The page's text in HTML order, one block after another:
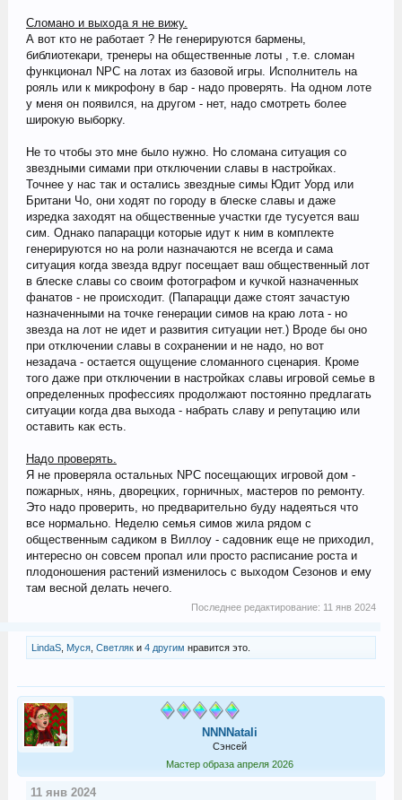
Сломано и выхода я не вижу.
А вот кто не работает ? Не генерируются бармены,
библиотекари, тренеры на общественные лоты , т.е. сломан
функционал NPC на лотах из базовой игры. Исполнитель на
рояль или к микрофону в бар - надо проверять. На одном лоте
у меня он появился, на другом - нет, надо смотреть более
широкую выборку.
Не то чтобы это мне было нужно. Но сломана ситуация со
звездными симами при отключении славы в настройках.
Точнее у нас так и остались звездные симы Юдит Уорд или
Британи Чо, они ходят по городу в блеске славы и даже
изредка заходят на общественные участки где тусуется ваш
сим. Однако папарацци которые идут к ним в комплекте
генерируются но на роли назначаются не всегда и сама
ситуация когда звезда вдруг посещает ваш общественный лот
в блеске славы со своим фотографом и кучкой назначенных
фанатов - не происходит. (Папарацци даже стоят зачастую
назначенными на точке генерации симов на краю лота - но
звезда на лот не идет и развития ситуации нет.) Вроде бы оно
при отключении славы в сохранении и не надо, но вот
незадача - остается ощущение сломанного сценария. Кроме
того даже при отключении в настройках славы игровой семье в
определенных профессиях продолжают постоянно предлагать
ситуации когда два выхода - набрать славу и репутацию или
оставить как есть.
Надо проверять.
Я не проверяла остальных NPC посещающих игровой дом -
пожарных, нянь, дворецких, горничных, мастеров по ремонту.
Это надо проверить, но предварительно буду надеяться что
все нормально. Неделю семья симов жила рядом с
общественным садиком в Виллоу - садовник еще не приходил,
интересно он совсем пропал или просто расписание роста и
плодоношения растений изменилось с выходом Сезонов и ему
там весной делать нечего.
Последнее редактирование: 11 янв 2024
LindaS, Муся, Светляки 4 другим нравится это.
NNNNatali
Сэнсей
Мастер образа апреля 2026
11 янв 2024